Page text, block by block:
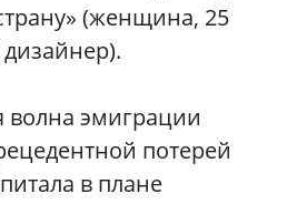
(женщина, 25
волна эмиграции
потерей
в плане